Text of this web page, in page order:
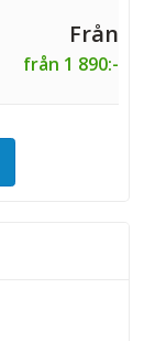
från 1 890:-